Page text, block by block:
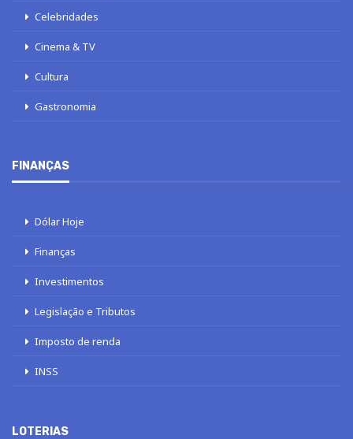
Celebridades
Cinema & TV
Cultura
Gastronomia
FINANÇAS
Dólar Hoje
Finanças
Investimentos
Legislação e Tributos
Imposto de renda
INSS
LOTERIAS